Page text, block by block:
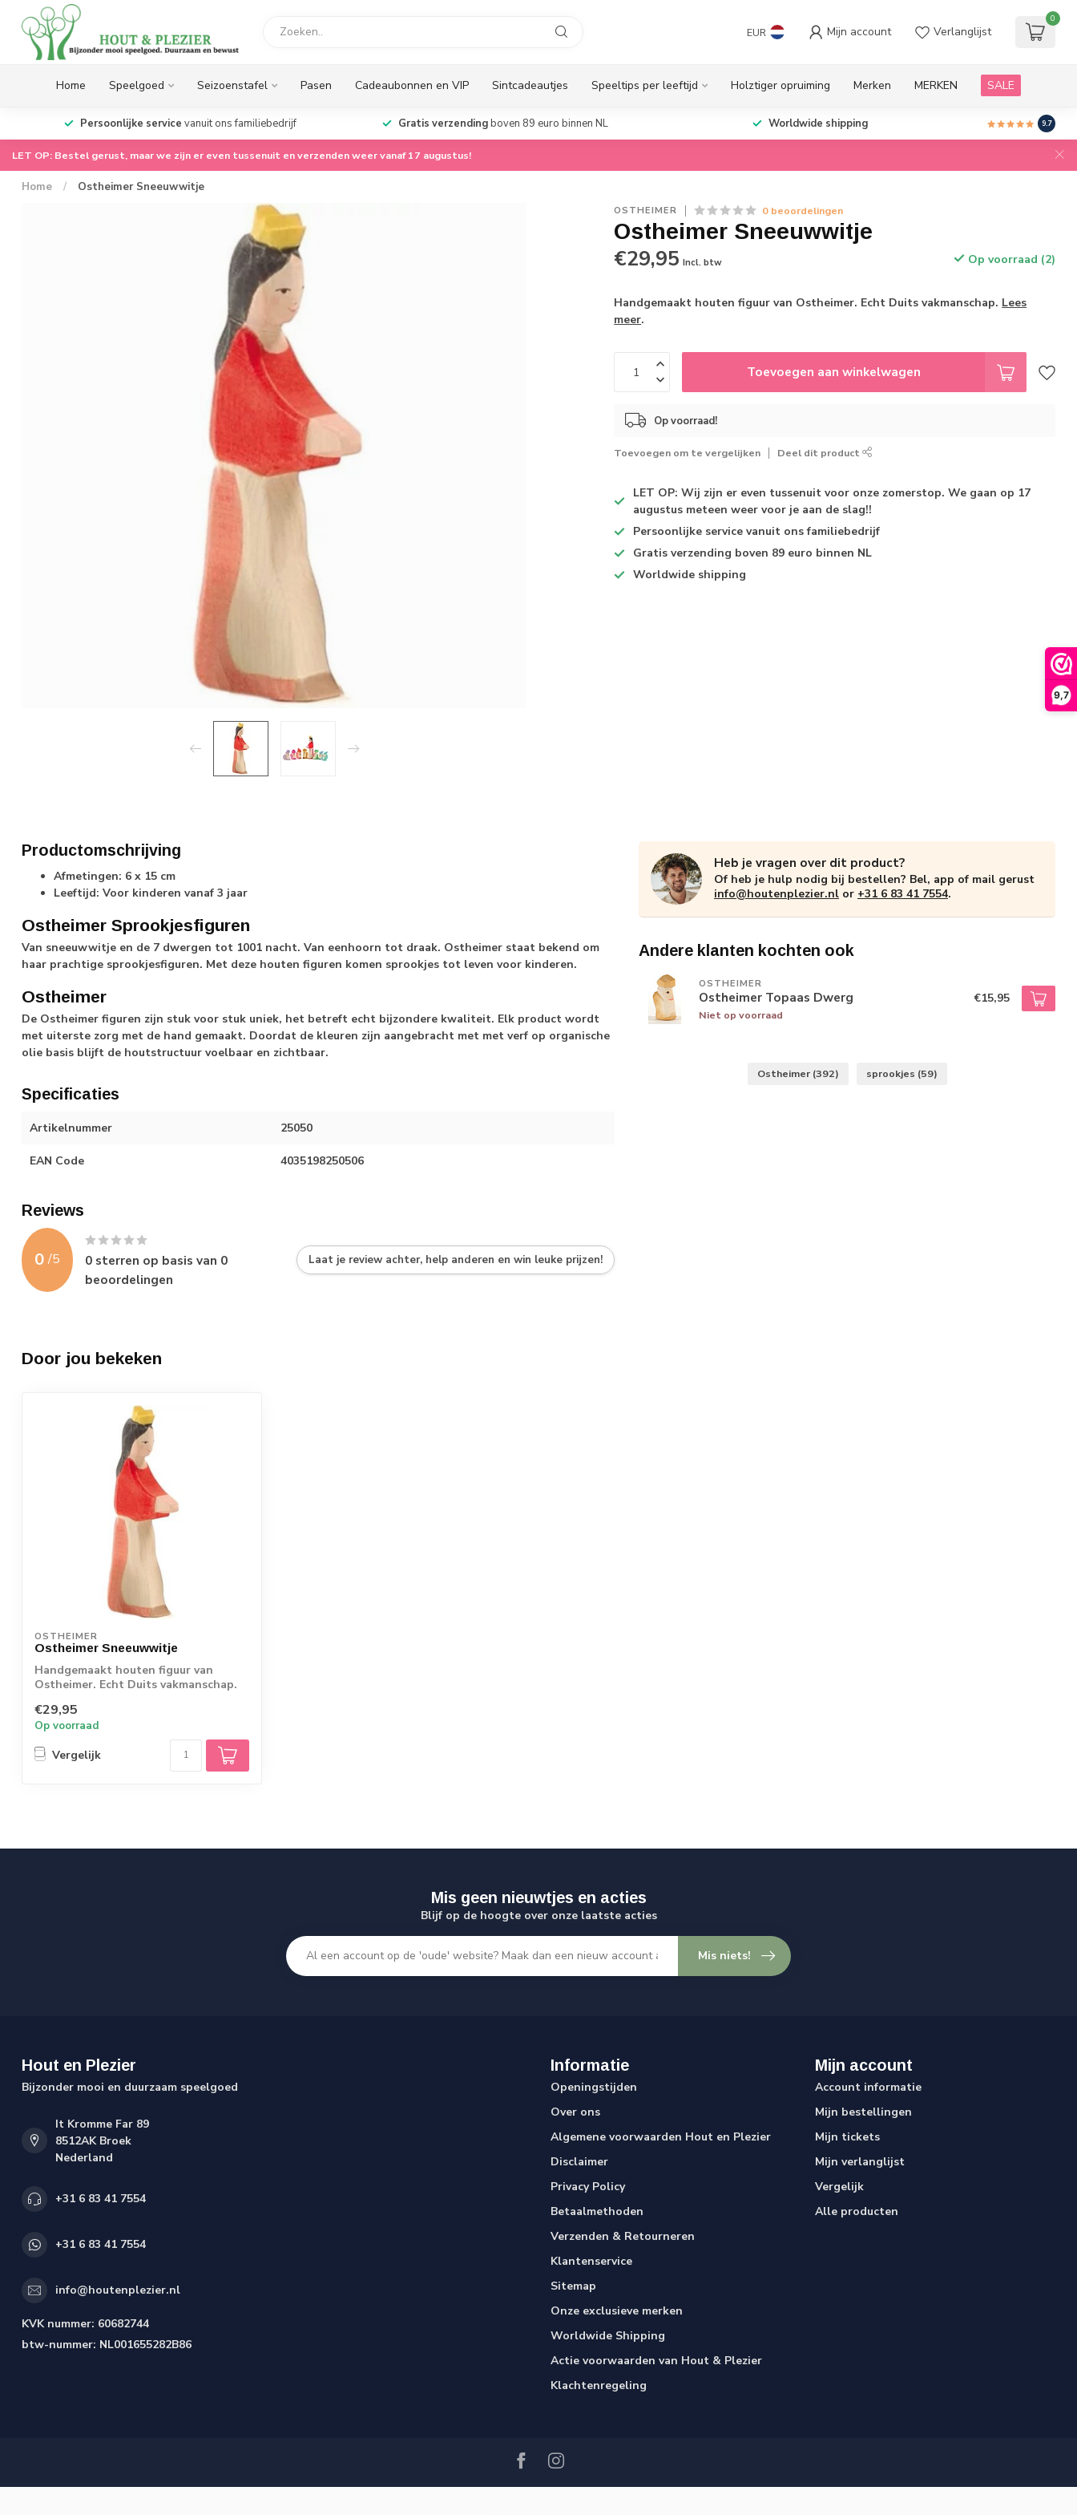
9,7
EUR Mijn account Verlanglijst
0
Home Speelgoed Seizoenstafel Pasen Cadeaubonnen en VIP Sintcadeautjes Speeltips per leeftijd Holztiger opruiming Merken MERKEN SALE
Persoonlijke service vanuit ons familiebedrijf Gratis verzendingboven 89 euro binnen NL Worldwide shipping 9.7
LET OP: Bestel gerust, maar we zijn er even tussenuit en verzenden weer vanaf 17 augustus!
Home / Ostheimer Sneeuwwitje
OSTHEIMER 0 beoordelingen
Ostheimer Sneeuwwitje
€29,95 Incl. btw Op voorraad (2)
Handgemaakt houten figuur van Ostheimer. Echt Duits vakmanschap. Lees
meer.
Toevoegen aan winkelwagen
Op voorraad!
Toevoegen om te vergelijken Deel dit product
LET OP: Wij zijn er even tussenuit voor onze zomerstop. We gaan op 17
augustus meteen weer voor je aan de slag!!
Persoonlijke service vanuit ons familiebedrijf
Gratis verzending boven 89 euro binnen NL
Worldwide shipping
Productomschrijving
Afmetingen: 6 x 15 cm
Leeftijd: Voor kinderen vanaf 3 jaar
Ostheimer Sprookjesfiguren
Van sneeuwwitje en de 7 dwergen tot 1001 nacht. Van eenhoorn tot draak. Ostheimer staat bekend om
haar prachtige sprookjesfiguren. Met deze houten figuren komen sprookjes tot leven voor kinderen.
Ostheimer
De Ostheimer figuren zijn stuk voor stuk uniek, het betreft echt bijzondere kwaliteit. Elk product wordt
met uiterste zorg met de hand gemaakt. Doordat de kleuren zijn aangebracht met met verf op organische
olie basis blijft de houtstructuur voelbaar en zichtbaar.
Specificaties
Artikelnummer 25050
EAN Code 4035198250506
Reviews
0 /5 0 sterren op basis van 0
beoordelingen
Laat je review achter, help anderen en win leuke prijzen!
Heb je vragen over dit product?
Of heb je hulp nodig bij bestellen? Bel, app of mail gerust
info@houtenplezier.nl or +31 6 83 41 7554.
Andere klanten kochten ook
OSTHEIMER
Ostheimer Topaas Dwerg
Niet op voorraad
€15,95
Ostheimer (392) sprookjes (59)
Door jou bekeken
OSTHEIMER
Ostheimer Sneeuwwitje
Handgemaakt houten figuur van
Ostheimer. Echt Duits vakmanschap.
€29,95
Op voorraad
Vergelijk
Mis geen nieuwtjes en acties
Blijf op de hoogte over onze laatste acties
Mis niets!
Hout en Plezier
Bijzonder mooi en duurzaam speelgoed
It Kromme Far 89
8512AK Broek
Nederland
+31 6 83 41 7554
+31 6 83 41 7554
info@houtenplezier.nl
KVK nummer: 60682744
btw-nummer: NL001655282B86
Informatie
Openingstijden
Over ons
Algemene voorwaarden Hout en Plezier
Disclaimer
Privacy Policy
Betaalmethoden
Verzenden & Retourneren
Klantenservice
Sitemap
Onze exclusieve merken
Worldwide Shipping
Actie voorwaarden van Hout & Plezier
Klachtenregeling
Mijn account
Account informatie
Mijn bestellingen
Mijn tickets
Mijn verlanglijst
Vergelijk
Alle producten